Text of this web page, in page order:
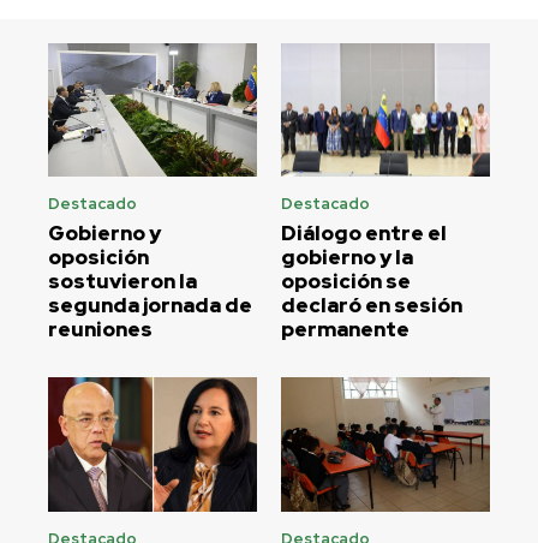
Destacado
Gobierno y
oposición
sostuvieron la
segunda jornada de
reuniones
Destacado
Diálogo entre el
gobierno y la
oposición se
declaró en sesión
permanente
Destacado Destacado